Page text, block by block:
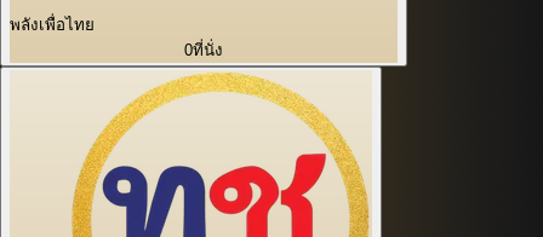
พลังเพื่อไทย
0ที่นั่ง